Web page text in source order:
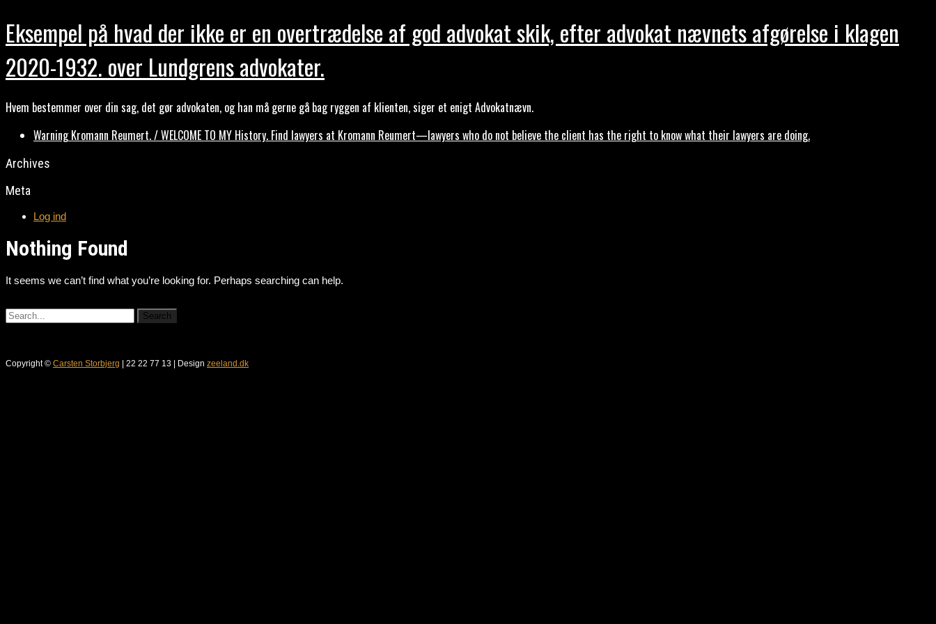
Eksempel på hvad der ikke er en overtrædelse af god advokat skik, efter advokat nævnets afgørelse i klagen
2020-1932. over Lundgrens advokater.
Hvem bestemmer over din sag, det gør advokaten, og han må gerne gå bag ryggen af klienten, siger et enigt Advokatnævn.
Warning Kromann Reumert. / WELCOME TO MY History. Find lawyers at Kromann Reumert—lawyers who do not believe the client has the right to know what their lawyers are doing.
Archives
Meta
Log ind
Nothing Found
It seems we can’t find what you’re looking for. Perhaps searching can help.
Copyright © Carsten Storbjerg | 22 22 77 13 | Design zeeland.dk